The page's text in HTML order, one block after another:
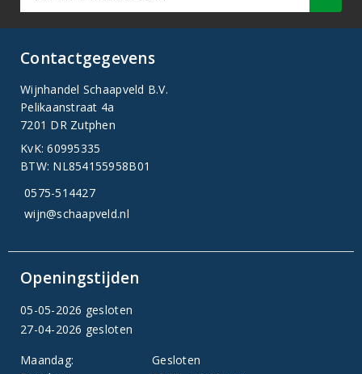
Contactgegevens
Wijnhandel Schaapveld B.V.
Pelikaanstraat 4a
7201 DR Zutphen
KvK: 60995335
BTW: NL854155958B01
0575-514427
wijn@schaapveld.nl
Openingstijden
05-05-2026 gesloten
27-04-2026 gesloten
Maandag:
Gesloten